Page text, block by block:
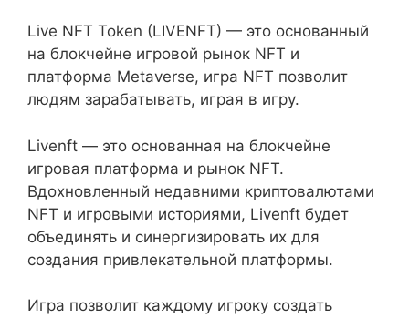
Live NFT Token (LIVENFT) — это основанный
на блокчейне игровой рынок NFT и
платформа Metaverse, игра NFT позволит
людям зарабатывать, играя в игру.
Livenft — это основанная на блокчейне
игровая платформа и рынок NFT.
Вдохновленный недавними криптовалютами
NFT и игровыми историями, Livenft будет
объединять и синергизировать их для
создания привлекательной платформы.
Игра позволит каждому игроку создать